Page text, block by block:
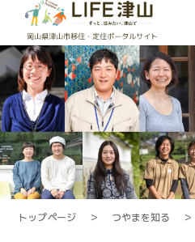
トップページ ＞ つやまを知る ＞